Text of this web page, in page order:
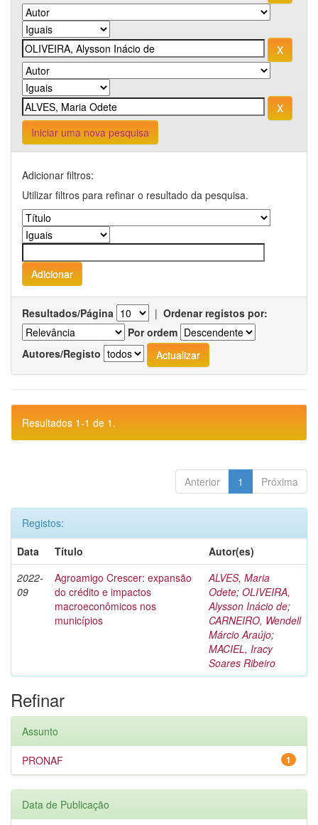
Iniciar uma nova pesquisa
Adicionar filtros:
Utilizar filtros para refinar o resultado da pesquisa.
Resultados/Página | Ordenar registos por:
Por ordem
Autores/Registo
Resultados 1-1 de 1.
Anterior 1 Próxima
Registos:
Data
Título
Autor(es)
2022-
09
Agroamigo Crescer: expansão
do crédito e impactos
macroeconômicos nos
municípios
ALVES, Maria
Odete; OLIVEIRA,
Alysson Inácio de;
CARNEIRO, Wendell
Márcio Araújo;
MACIEL, Iracy
Soares Ribeiro
Refinar
Assunto
1
PRONAF
Data de Publicação